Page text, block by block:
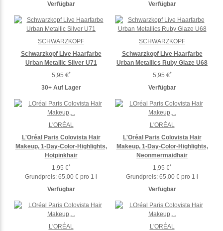
Verfügbar Verfügbar
Schwarzkopf Live Haarfarbe
Urban Metallic Silver U71
5,95 €*
30+ Auf Lager
SCHWARZKOPF
Schwarzkopf Live Haarfarbe
Urban Metallics Ruby Glaze U68
5,95 €*
Verfügbar
SCHWARZKOPF
L'Oréal Paris Colovista Hair
Makeup, 1-Day-Color-Highlights,
Hotpinkhair
1,95 €*
Grundpreis: 65,00 € pro 1 l
Verfügbar
L'ORÉAL
L'Oréal Paris Colovista Hair
Makeup, 1-Day-Color-Highlights,
Neonmermaidhair
1,95 €*
Grundpreis: 65,00 € pro 1 l
Verfügbar
L'ORÉAL
L'ORÉAL
L'ORÉAL